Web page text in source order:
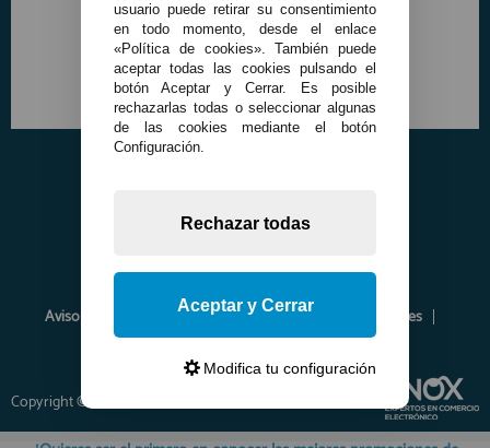
Aviso Legal Política de Privacidad
Política de Cookies
Envíos y Devoluciones
Opiniones
Copyright © 2026 www.francobordo.com
usuario puede retirar su consentimiento
en todo momento, desde el enlace
«Política de cookies». También puede
aceptar todas las cookies pulsando el
botón Aceptar y Cerrar. Es posible
rechazarlas todas o seleccionar algunas
de las cookies mediante el botón
Configuración.
Rechazar todas
Aceptar y Cerrar
Modifica tu configuración